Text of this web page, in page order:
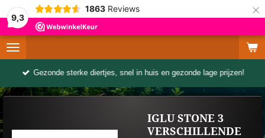
9,3
1863 Reviews ×
Gezonde sterke diertjes, snel in huis en gezonde lage prijzen!
IGLU STONE 3
VERSCHILLENDE